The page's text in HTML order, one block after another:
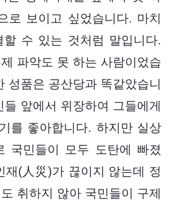
로 보이고 싶었습니다. 마치
할 수 있는 것처럼 말입니다.
파악도 못 하는 사람이었습
성품은 공산당과 똑같았습니
앞에서 위장하여 그들에게
를 좋아합니다. 하지만 실상
국민들이 모두 도탄에 빠졌
재(人災)가 끊이지 않는데 정
취하지 않아 국민들이 구제